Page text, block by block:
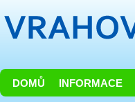
DOMŮ INFORMACE